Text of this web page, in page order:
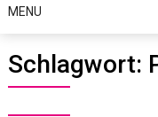
MENU
Schlagwort: